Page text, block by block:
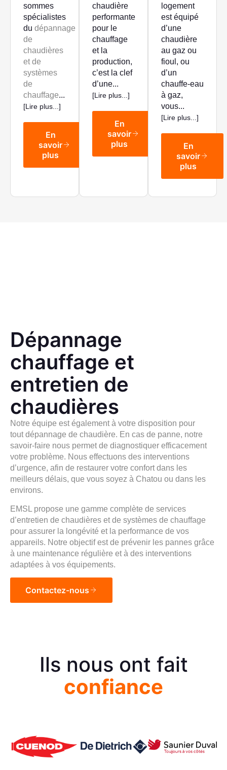
sommes
spécialistes
du dépannage
de
chaudières
et de
systèmes
de
chauffage...
[Lire plus...]
En
savoir
plus
chaudière
performante
pour le
chauffage
et la
production,
c’est la clef
d’une...
[Lire plus...]
En
savoir
plus
logement
est équipé
d’une
chaudière
au gaz ou
fioul, ou
d’un
chauffe-eau
à gaz,
vous...
[Lire plus...]
En
savoir
plus
Dépannage
chauffage et
entretien de
chaudières
Notre équipe est également à votre disposition pour
tout dépannage de chaudière. En cas de panne, notre
savoir-faire nous permet de diagnostiquer efficacement
votre problème. Nous effectuons des interventions
d’urgence, afin de restaurer votre confort dans les
meilleurs délais, que vous soyez à Chatou ou dans les
environs.
EMSL propose une gamme complète de services
d’entretien de chaudières et de systèmes de chauffage
pour assurer la longévité et la performance de vos
appareils. Notre objectif est de prévenir les pannes grâce
à une maintenance régulière et à des interventions
adaptées à vos équipements.
Contactez-nous
Ils nous ont fait
confiance